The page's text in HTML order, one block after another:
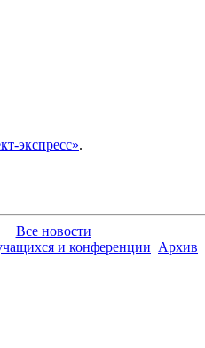
экспресс».
Все новости
и конференции Архив